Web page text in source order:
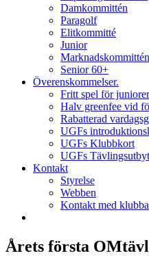
Damkommittén
Paragolf
Elitkommitté
Junior
Marknadskommittén
Senior 60+
Överenskommelser.
Fritt spel för juniorer
Halv greenfee vid
Rabatterad
UGFs
UGFs Klubbkort
UGFs
Kontakt
Styrelse
Webben
Kontakt med
Årets första